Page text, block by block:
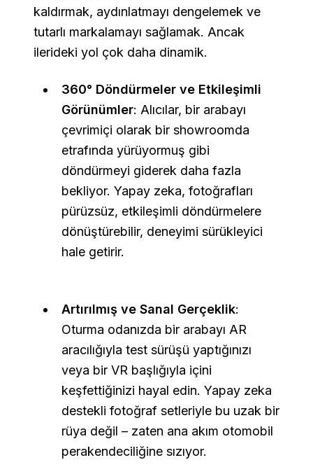
kaldırmak, aydınlatmayı dengelemek ve
tutarlı markalamayı sağlamak. Ancak
ilerideki yol çok daha dinamik.
360° Döndürmeler ve Etkileşimli
Görünümler: Alıcılar, bir arabayı
çevrimiçi olarak bir showroomda
etrafında yürüyormuş gibi
döndürmeyi giderek daha fazla
bekliyor. Yapay zeka, fotoğrafları
pürüzsüz, etkileşimli döndürmelere
dönüştürebilir, deneyimi sürükleyici
hale getirir.
Artırılmış ve Sanal Gerçeklik:
Oturma odanızda bir arabayı AR
aracılığıyla test sürüşü yaptığınızı
veya bir VR başlığıyla içini
keşfettiğinizi hayal edin. Yapay zeka
destekli fotoğraf setleriyle bu uzak bir
rüya değil – zaten ana akım otomobil
perakendeciliğine sızıyor.